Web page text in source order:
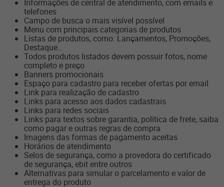
Informações de central de atendimento, com e­mails e
telefones
Campo de busca o mais visível possível
Menu com principais categorias de produtos
Listas de produtos, como: Lançamentos, Promoções,
Destaque…
Todos produtos listados devem possuir fotos, nome
completo e preço
Banners promocionais
Espaço para cadastro para receber ofertas por e­mail
Link para realização de cadastro
Links para acesso aos dados cadastrais
Links para redes sociais
Links para textos sobre garantia, política de frete, saiba
como pagar e outras regras de compra
Imagens das formas de pagamento aceitas
Horários de atendimento
Selos de segurança, como a provedora do certificado
de segurança, ebit entre outros
Alternativas para simular o parcelamento e valor de
entrega do produto